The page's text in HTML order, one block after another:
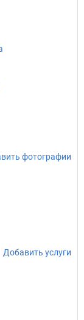
фотографии
Добавить услуги